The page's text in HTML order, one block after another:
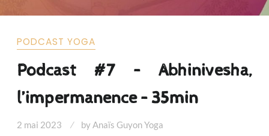
PODCAST YOGA
Podcast #7 – Abhinivesha,
l’impermanence – 35min
2 mai 2023 byAnaïs Guyon Yoga